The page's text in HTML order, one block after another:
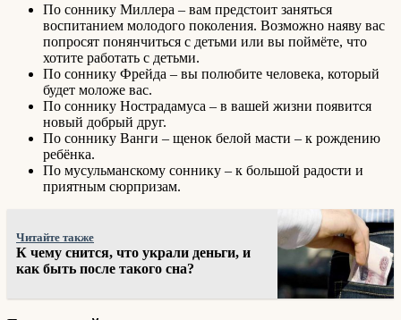
По соннику Миллера – вам предстоит заняться
воспитанием молодого поколения. Возможно наяву вас
попросят понянчиться с детьми или вы поймёте, что
хотите работать с детьми.
По соннику Фрейда – вы полюбите человека, который
будет моложе вас.
По соннику Нострадамуса – в вашей жизни появится
новый добрый друг.
По соннику Ванги – щенок белой масти – к рождению
ребёнка.
По мусульманскому соннику – к большой радости и
приятным сюрпризам.
Читайте также
К чему снится, что украли деньги, и
как быть после такого сна?